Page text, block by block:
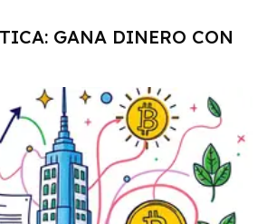
GANA DINERO CON